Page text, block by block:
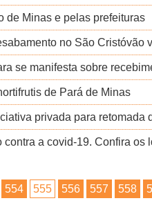
de Minas e pelas prefeituras
no São Cristóvão
se manifesta sobre
de Pará de Minas
privada para retomada
a covid-19. Confira os
554 555 556 557 558